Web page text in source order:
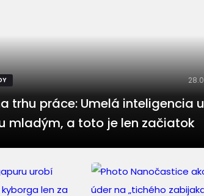
trhu práce: Umelá inteligencia
mladým, a toto je len začiatok